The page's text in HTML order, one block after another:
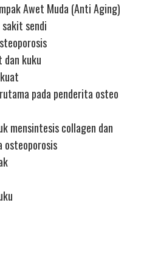
Awet Muda (Anti Aging)
sendi
kuku
pada penderita osteo
mensintesis collagen dan
osteoporosis